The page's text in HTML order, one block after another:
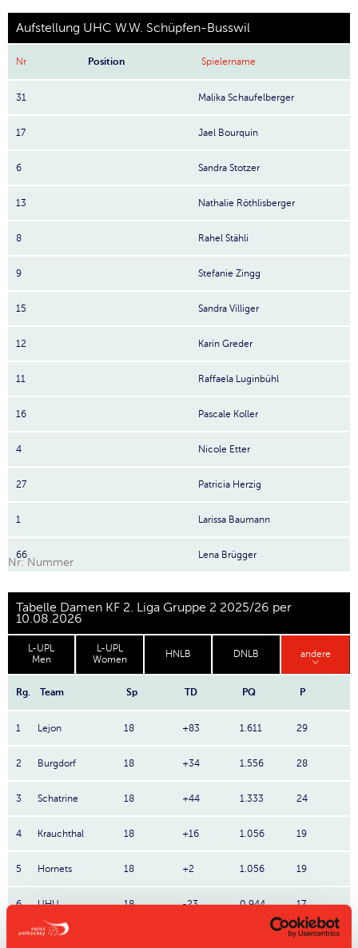
Aufstellung UHC W.W. Schüpfen-Busswil
Nr Position Spielername
31 Malika Schaufelberger
17 Jael Bourquin
6 Sandra Stotzer
13 Nathalie Röthlisberger
8 Rahel Stähli
9 Stefanie Zingg
15 Sandra Villiger
12 Karin Greder
11 Raffaela Luginbühl
16 Pascale Koller
4 Nicole Etter
27 Patricia Herzig
1 Larissa Baumann
66 Lena Brügger
Nr: Nummer
Tabelle Damen KF 2. Liga Gruppe 2 2025/26 per
10.08.2026
L-UPL
Men
L-UPL
Women
HNLB DNLB andere
Rg. Team Sp TD PQ P
1 Lejon 18 +83 1.611 29
2 Burgdorf 18 +34 1.556 28
3 Schatrine 18 +44 1.333 24
4 Krauchthal 18 +16 1.056 19
5 Hornets 18 +2 1.056 19
6 UHU 18 -23 0.944 17
White Wings 16